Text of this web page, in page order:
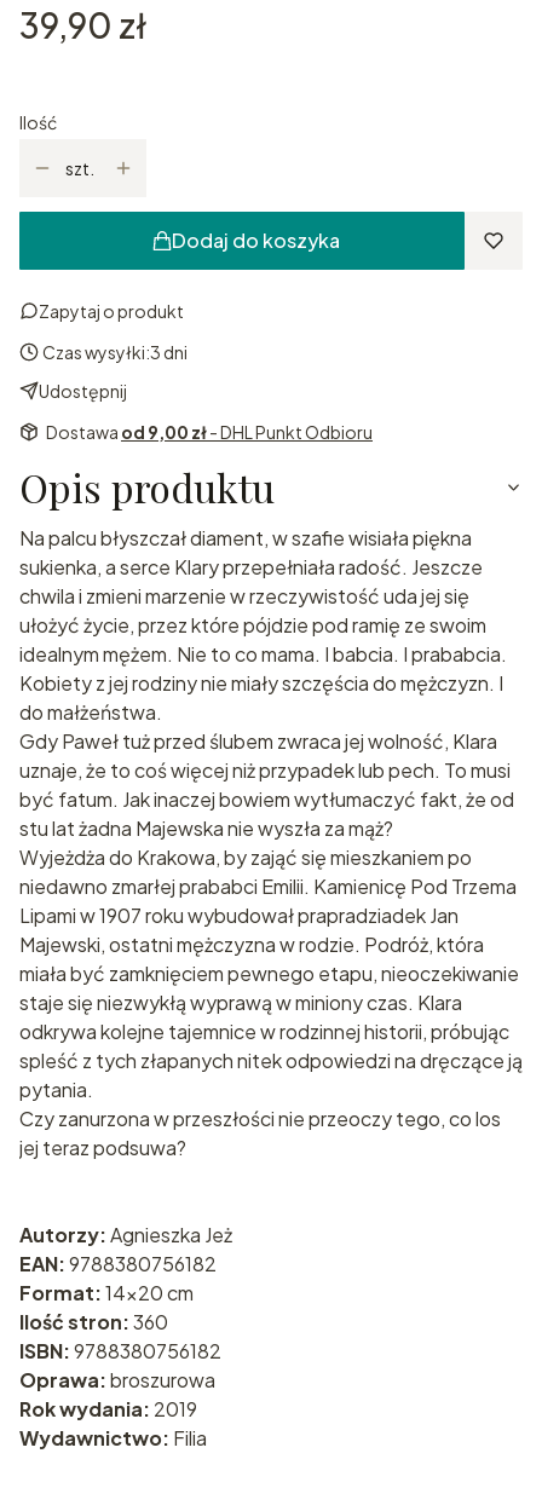
Cena
39,90 zł
Ilość
szt.
Dodaj do koszyka
Zapytaj o produkt
Czas wysyłki:3 dni
Udostępnij
Dostawa od 9,00 zł- DHL Punkt Odbioru
Opis produktu
Na palcu błyszczał diament, w szafie wisiała piękna
sukienka, a serce Klary przepełniała radość. Jeszcze
chwila i zmieni marzenie w rzeczywistość uda jej się
ułożyć życie, przez które pójdzie pod ramię ze swoim
idealnym mężem. Nie to co mama. I babcia. I prababcia.
Kobiety z jej rodziny nie miały szczęścia do mężczyzn. I
do małżeństwa.
Gdy Paweł tuż przed ślubem zwraca jej wolność, Klara
uznaje, że to coś więcej niż przypadek lub pech. To musi
być fatum. Jak inaczej bowiem wytłumaczyć fakt, że od
stu lat żadna Majewska nie wyszła za mąż?
Wyjeżdża do Krakowa, by zająć się mieszkaniem po
niedawno zmarłej prababci Emilii. Kamienicę Pod Trzema
Lipami w 1907 roku wybudował prapradziadek Jan
Majewski, ostatni mężczyzna w rodzie. Podróż, która
miała być zamknięciem pewnego etapu, nieoczekiwanie
staje się niezwykłą wyprawą w miniony czas. Klara
odkrywa kolejne tajemnice w rodzinnej historii, próbując
spleść z tych złapanych nitek odpowiedzi na dręczące ją
pytania.
Czy zanurzona w przeszłości nie przeoczy tego, co los
jej teraz podsuwa?
Autorzy:Agnieszka Jeż
EAN:9788380756182
Format:14x20 cm
Ilość stron:360
ISBN:9788380756182
Oprawa:broszurowa
Rok wydania: 2019
Wydawnictwo: Filia